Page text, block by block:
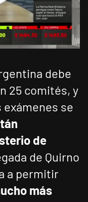
debe
25 comités, y
exámenes se
de
de Quirno
a permitir
más